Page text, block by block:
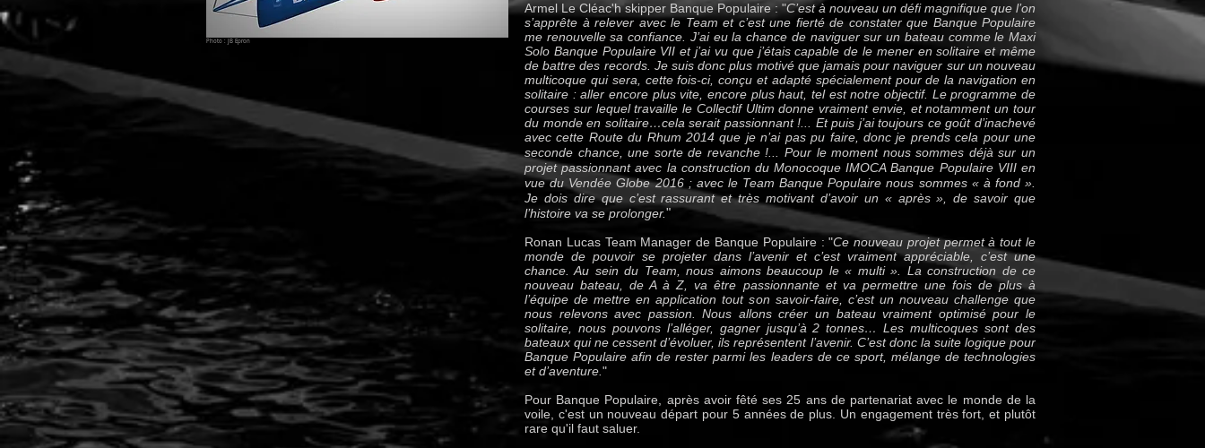
Photo : JB Epron
Armel Le Cléac'h skipper Banque Populaire : "C’est à nouveau un défi magnifique que l’on
s’apprête à relever avec le Team et c’est une fierté de constater que Banque Populaire
me renouvelle sa confiance. J’ai eu la chance de naviguer sur un bateau comme le Maxi
Solo Banque Populaire VII et j’ai vu que j’étais capable de le mener en solitaire et même
de battre des records. Je suis donc plus motivé que jamais pour naviguer sur un nouveau
multicoque qui sera, cette fois-ci, conçu et adapté spécialement pour de la navigation en
solitaire : aller encore plus vite, encore plus haut, tel est notre objectif. Le programme de
courses sur lequel travaille le Collectif Ultim donne vraiment envie, et notamment un tour
du monde en solitaire…cela serait passionnant !... Et puis j’ai toujours ce goût d’inachevé
avec cette Route du Rhum 2014 que je n’ai pas pu faire, donc je prends cela pour une
seconde chance, une sorte de revanche !... Pour le moment nous sommes déjà sur un
projet passionnant avec la construction du Monocoque IMOCA Banque Populaire VIII en
vue du Vendée Globe 2016 ; avec le Team Banque Populaire nous sommes « à fond ».
Je dois dire que c’est rassurant et très motivant d’avoir un « après », de savoir que
l’histoire va se prolonger."
Ronan Lucas Team Manager de Banque Populaire : "Ce nouveau projet permet à tout le
monde de pouvoir se projeter dans l’avenir et c’est vraiment appréciable, c’est une
chance. Au sein du Team, nous aimons beaucoup le « multi ». La construction de ce
nouveau bateau, de A à Z, va être passionnante et va permettre une fois de plus à
l’équipe de mettre en application tout son savoir-faire, c’est un nouveau challenge que
nous relevons avec passion. Nous allons créer un bateau vraiment optimisé pour le
solitaire, nous pouvons l’alléger, gagner jusqu’à 2 tonnes… Les multicoques sont des
bateaux qui ne cessent d’évoluer, ils représentent l’avenir. C’est donc la suite logique pour
Banque Populaire afin de rester parmi les leaders de ce sport, mélange de technologies
et d’aventure. "
Pour Banque Populaire, après avoir fêté ses 25 ans de partenariat avec le monde de la
voile, c'est un nouveau départ pour 5 années de plus. Un engagement très fort, et plutôt
rare qu'il faut saluer.